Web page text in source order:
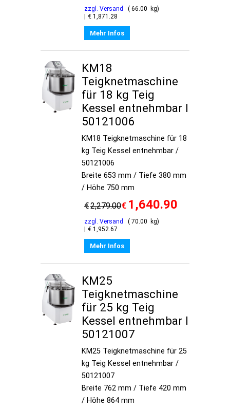
zzgl. Versand 66.00
kg
€ 1,871.28
Mehr Infos
KM18
Teigknetmaschine
für 18 kg Teig
Kessel entnehmbar I
50121006
KM18 Teigknetmaschine für 18
kg Teig Kessel entnehmbar /
50121006
Breite 653 mm / Tiefe 380 mm
/ Höhe 750 mm
€2,279.00€ 1,640.90
zzgl. Versand 70.00
kg
€ 1,952.67
Mehr Infos
KM25
Teigknetmaschine
für 25 kg Teig
Kessel entnehmbar I
50121007
KM25 Teigknetmaschine für 25
kg Teig Kessel entnehmbar /
50121007
Breite 762 mm / Tiefe 420 mm
/ Höhe 864 mm